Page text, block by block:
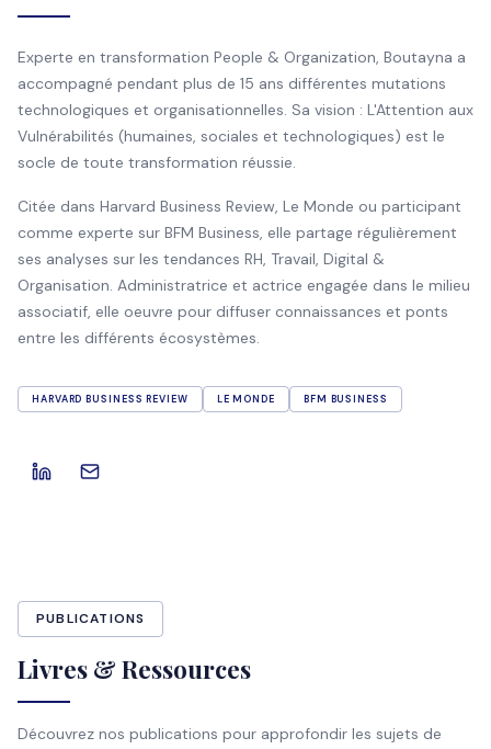
Experte en transformation People & Organization, Boutayna a
accompagné pendant plus de 15 ans différentes mutations
technologiques et organisationnelles. Sa vision : L'Attention aux
Vulnérabilités (humaines, sociales et technologiques) est le
socle de toute transformation réussie.
Citée dans Harvard Business Review, Le Monde ou participant
comme experte sur BFM Business, elle partage régulièrement
ses analyses sur les tendances RH, Travail, Digital &
Organisation. Administratrice et actrice engagée dans le milieu
associatif, elle oeuvre pour diffuser connaissances et ponts
entre les différents écosystèmes.
HARVARD BUSINESS REVIEW LE MONDE BFM BUSINESS
PUBLICATIONS
Livres & Ressources
Découvrez nos publications pour approfondir les sujets de